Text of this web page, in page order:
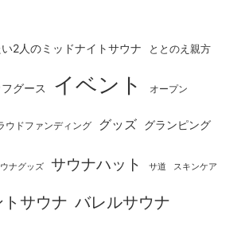
2人のミッドナイトサウナ ととのえ親方
グース イベント オープン
ウドファンディング グッズ グランピング
ナグッズ サウナハット サ道 スキンケア
トサウナ バレルサウナ